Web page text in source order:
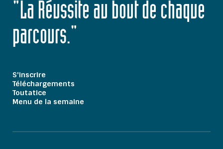
"La Réussite au bout de chaque
parcours."
S'inscrire
Téléchargements
Toutatice
Menu de la semaine